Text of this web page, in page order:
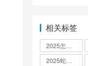
相关标签